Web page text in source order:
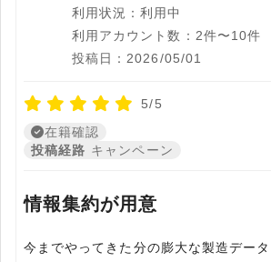
利用状況：利用中
利用アカウント数：2件〜10件
投稿日：2026/05/01
5/5
在籍確認
投稿経路 キャンペーン
情報集約が用意
今までやってきた分の膨大な製造デー